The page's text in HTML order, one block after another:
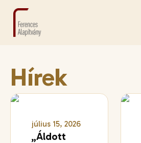
Hírek
július 15, 2026
„Áldott